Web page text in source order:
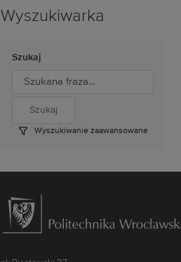
Wyszukiwarka
Szukaj
Wyszukiwanie zaawansowane